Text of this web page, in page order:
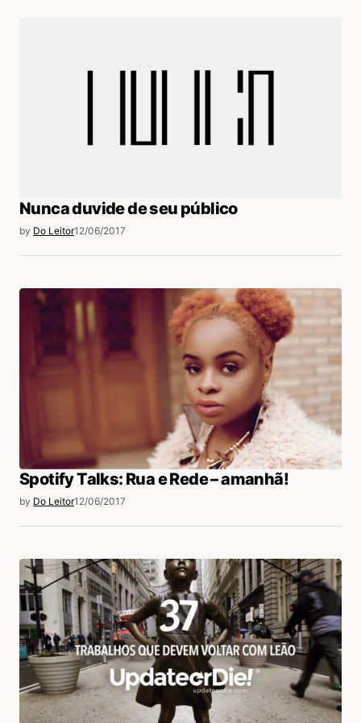
Nunca duvide de seu público
by Do Leitor12/06/2017
Spotify Talks: Rua e Rede – amanhã!
by Do Leitor12/06/2017